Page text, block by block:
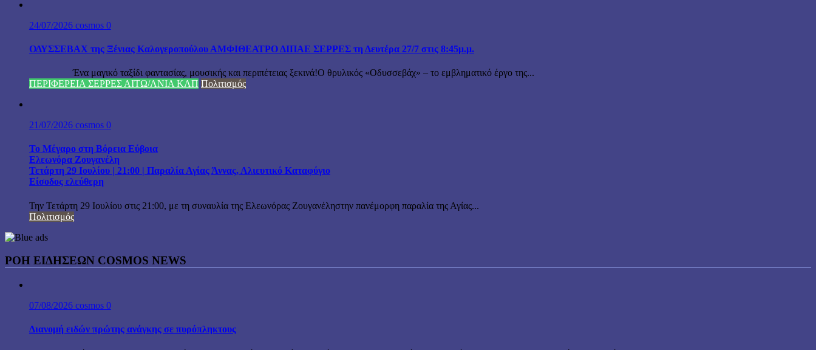
24/07/2026 cosmos 0
ΟΔΥΣΣΕΒΑΧ της Ξένιας Καλογεροπούλου ΑΜΦΙΘΕΑΤΡΟ ΔΙΠΑΕ ΣΕΡΡΕΣ τη Δευτέρα 27/7 στις 8:45μ.μ.
Ένα μαγικό ταξίδι φαντασίας, μουσικής και περιπέτειας ξεκινά!Ο θρυλικός «Οδυσσεβάχ» – το εμβληματικό έργο της...
ΠΕΡΙΦΕΡΕΙΑ ΣΕΡΡΕΣ ΑΙΤΩ/ΛΝΙΑ ΚΛΠ Πολιτισμός
21/07/2026 cosmos 0
Το Μέγαρο στη Βόρεια Εύβοια
Ελεωνόρα Ζουγανέλη
Τετάρτη 29 Ιουλίου | 21:00 | Παραλία Αγίας Άννας, Αλιευτικό Καταφύγιο
Είσοδος ελεύθερη
Την Τετάρτη 29 Ιουλίου στις 21:00, με τη συναυλία της Ελεωνόρας Ζουγανέληστην πανέμορφη παραλία της Αγίας...
Πολιτισμός
ΡΟΗ ΕΙΔΗΣΕΩΝ COSMOS NEWS
07/08/2026 cosmos 0
Διανομή ειδών πρώτης ανάγκης σε πυρόπληκτους